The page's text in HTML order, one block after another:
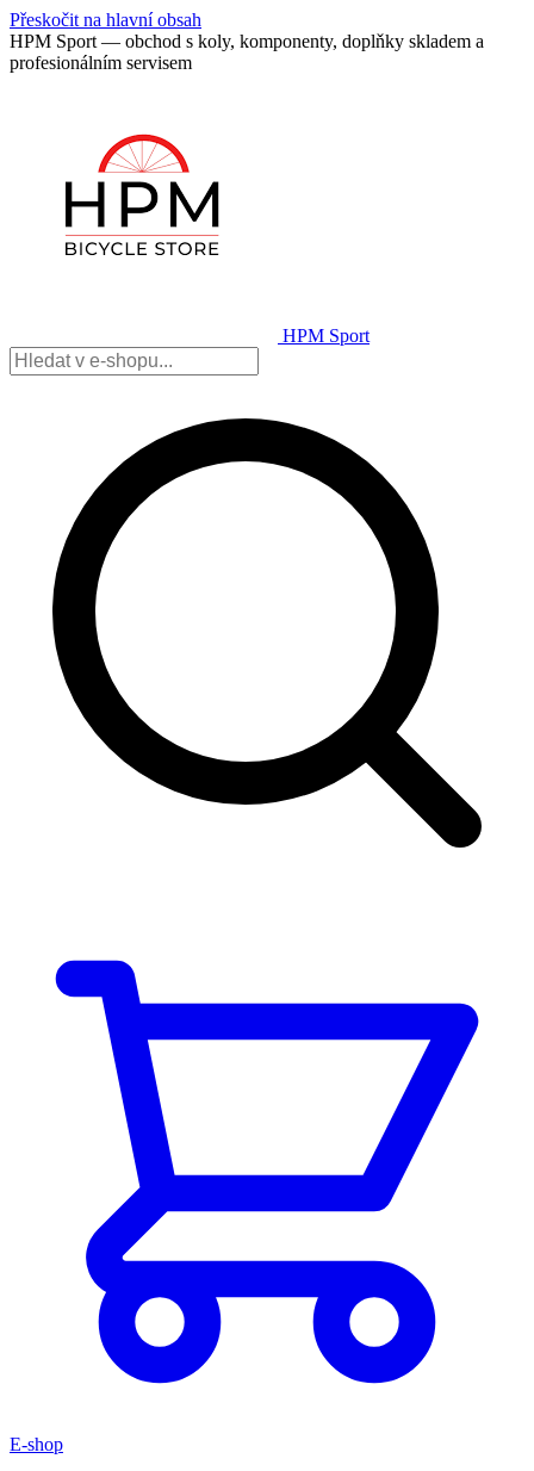
Přeskočit na hlavní obsah
HPM Sport — obchod s koly, komponenty, doplňky skladem a
profesionálním servisem
HPM Sport
E-shop